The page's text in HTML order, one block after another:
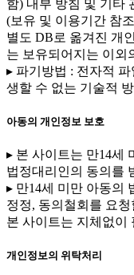
함) 내부 방침 및 기타
(보유 및 이용기간 참
별도 DB로 옮겨진 개
는 보유되어지는 이외
▸ 파기방법 : 전자적
생할 수 없는 기술적
아동의 개인정보 보호
▸ 본 사이트는 만14세
법정대리인의 동의를
▸ 만14세 미만 아동의
정정, 동의철회를 요
본 사이트는 지체없이
개인정보의 위탁처리